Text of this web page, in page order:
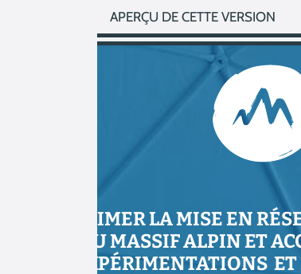
APERÇU DE CETTE VERSION